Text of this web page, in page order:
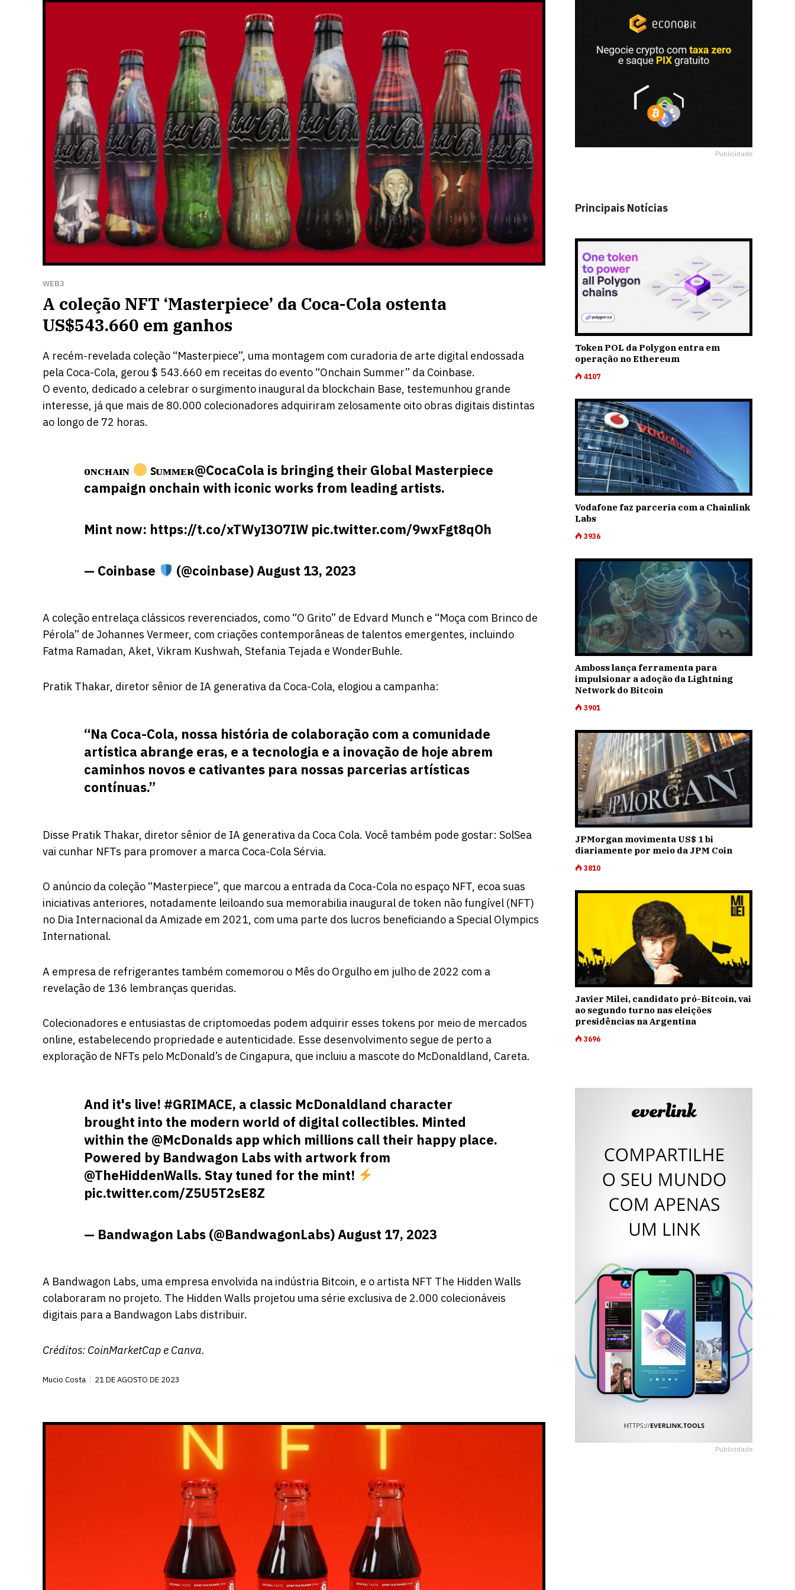
WEB3
A coleção NFT ‘Masterpiece’ da Coca-Cola ostenta
US$543.660 em ganhos
A recém-revelada coleção “Masterpiece”, uma montagem com curadoria de arte digital endossada
pela Coca-Cola, gerou $ 543.660 em receitas do evento “Onchain Summer” da Coinbase.
O evento, dedicado a celebrar o surgimento inaugural da blockchain Base, testemunhou grande
interesse, já que mais de 80.000 colecionadores adquiriram zelosamente oito obras digitais distintas
ao longo de 72 horas.
ᴏɴᴄʜᴀɪɴ ꜱᴜᴍᴍᴇʀ@CocaCola is bringing their Global Masterpiece
campaign onchain with iconic works from leading artists.
Mint now: https://t.co/xTWyI3O7IW pic.twitter.com/9wxFgt8qOh
— Coinbase (@coinbase)August 13, 2023
A coleção entrelaça clássicos reverenciados, como “O Grito” de Edvard Munch e “Moça com Brinco de
Pérola” de Johannes Vermeer, com criações contemporâneas de talentos emergentes, incluindo
Fatma Ramadan, Aket, Vikram Kushwah, Stefania Tejada e WonderBuhle.
Pratik Thakar, diretor sênior de IA generativa da Coca-Cola, elogiou a campanha:
“Na Coca-Cola, nossa história de colaboração com a comunidade
artística abrange eras, e a tecnologia e a inovação de hoje abrem
caminhos novos e cativantes para nossas parcerias artísticas
contínuas.”
Disse Pratik Thakar, diretor sênior de IA generativa da Coca Cola. Você também pode gostar: SolSea
vai cunhar NFTs para promover a marca Coca-Cola Sérvia.
O anúncio da coleção “Masterpiece”, que marcou a entrada da Coca-Cola no espaço NFT, ecoa suas
iniciativas anteriores, notadamente leiloando sua memorabilia inaugural de token não fungível (NFT)
no Dia Internacional da Amizade em 2021, com uma parte dos lucros beneficiando a Special Olympics
International.
A empresa de refrigerantes também comemorou o Mês do Orgulho em julho de 2022 com a
revelação de 136 lembranças queridas.
Colecionadores e entusiastas de criptomoedas podem adquirir esses tokens por meio de mercados
online, estabelecendo propriedade e autenticidade. Esse desenvolvimento segue de perto a
exploração de NFTs pelo McDonald’s de Cingapura, que incluiu a mascote do McDonaldland, Careta.
And it's live! #GRIMACE, a classic McDonaldland character
brought into the modern world of digital collectibles. Minted
within the @McDonalds app which millions call their happy place.
Powered by Bandwagon Labs with artwork from
@TheHiddenWalls. Stay tuned for the mint!
pic.twitter.com/Z5U5T2sE8Z
— Bandwagon Labs (@BandwagonLabs)August 17, 2023
A Bandwagon Labs, uma empresa envolvida na indústria Bitcoin, e o artista NFT The Hidden Walls
colaboraram no projeto. The Hidden Walls projetou uma série exclusiva de 2.000 colecionáveis ​​
digitais para a Bandwagon Labs distribuir.
Créditos: CoinMarketCape Canva.
Mucio Costa 21 DE AGOSTO DE 2023
Publicidade
Principais Notícias
Token POL da Polygon entra em
operação no Ethereum
4107
Vodafone faz parceria com a Chainlink
Labs
3936
Amboss lança ferramenta para
impulsionar a adoção da Lightning
Network do Bitcoin
3901
JPMorgan movimenta US$ 1 bi
diariamente por meio da JPM Coin
3810
Javier Milei, candidato pró-Bitcoin, vai
ao segundo turno nas eleições
presidências na Argentina
3696
Publicidade